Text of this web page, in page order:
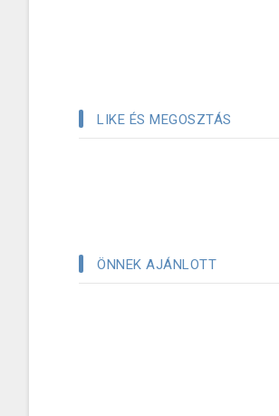
LIKE ÉS MEGOSZTÁS
ÖNNEK AJÁNLOTT